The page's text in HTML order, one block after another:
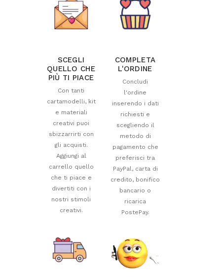
SCEGLI
QUELLO CHE
PIÙ TI PIACE
Con tanti
cartamodelli, kit
e materiali
creativi puoi
sbizzarrirti con
gli acquisti.
Aggiungi al
carrello quello
che ti piace e
divertiti con i
nostri stimoli
creativi.
COMPLETA
L'ORDINE
Concludi
l'ordine
inserendo i dati
richiesti e
scegliendo il
metodo di
pagamento che
preferisci tra
PayPal, carta di
credito, bonifico
bancario o
ricarica
PostePay.